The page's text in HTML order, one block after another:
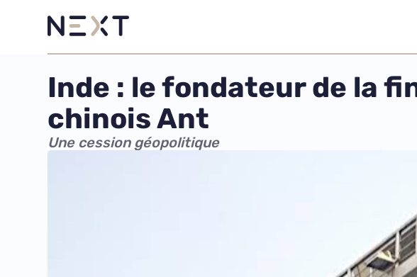
Inde : le fondateur de la
chinois Ant
Une cession géopolitique